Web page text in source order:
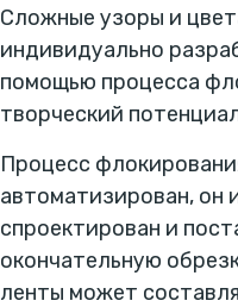
Сложные узоры и
индивидуально
помощью процесса
творческий
Процесс
автоматизирован, он
спроектирован и
окончательную
ленты может